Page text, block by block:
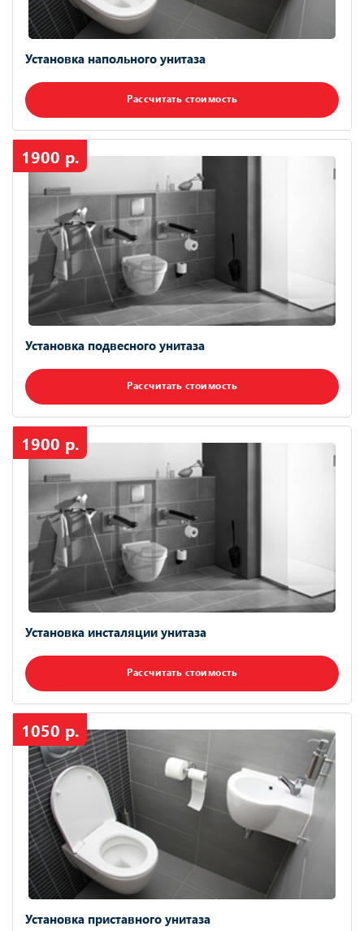
Установка напольного унитаза
Рассчитать стоимость
1900 р.
Установка подвесного унитаза
Рассчитать стоимость
1900 р.
Установка инсталяции унитаза
Рассчитать стоимость
1050 р.
Установка приставного унитаза